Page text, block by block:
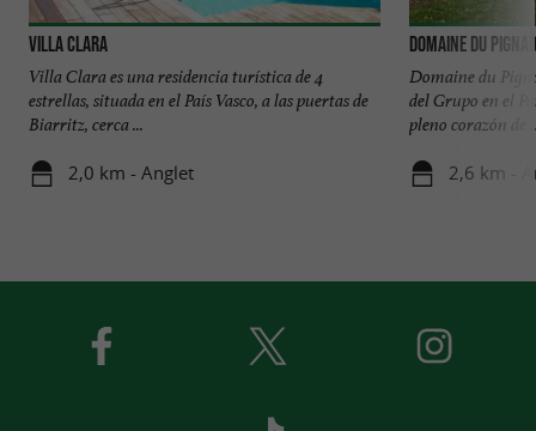
Villa Clara
Villa Clara es una residencia turística de 4
estrellas, situada en el País Vasco, a las puertas de
Biarritz, cerca ...
2,0 km - Anglet
Domaine du
Domaine du
del Grupo en el
pleno corazón de
2,6 km -